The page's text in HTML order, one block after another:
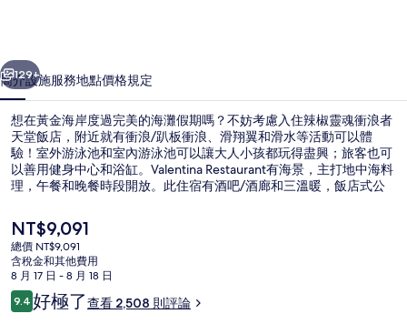
天
堂
飯
店
的
相
片
集
個 下一個
129+
簡介設施服務地點價格規定
想在黃金海岸度過完美的海灘假期嗎？不妨考慮入住辣椒靈魂衝浪者
天堂飯店，附近就有衝浪/趴板衝浪、滑翔翼和滑水等活動可以體
驗！室外游泳池和室內游泳池可以讓大人小孩都玩得盡興；旅客也可
以善用健身中心和浴缸。Valentina Restaurant有海景，主打地中海料
理，午餐和晚餐時段開放。此住宿有酒吧/酒廊和三溫暖，飯店式公
的人都對住宿的友善員工和地點讚不絕口。住宿離大眾運輸工具不
遠，走路到賽普拉斯大道站只要 9 分鐘。
目
前
的
價
格
是
NT$9,091
總價 NT$9,091
含稅金和其他費用
8 月 17 日 - 8 月 18 日
評
論
9.49.4 分，滿分 10 分，
好極了查看 2,508 則評論